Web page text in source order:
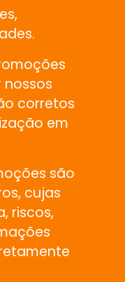
corretos
em
são
cujas
riscos,